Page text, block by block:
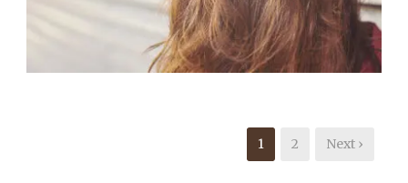
Branding, Logo
1 2 Next ›